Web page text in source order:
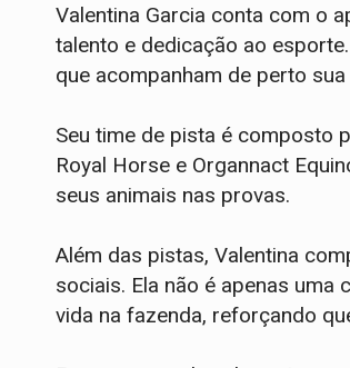
Valentina Garcia conta com o
talento e dedicação ao
que acompanham de perto
Seu time de pista é composto
Royal Horse e Organnact
seus animais nas provas.
Além das pistas, Valentina
sociais. Ela não é apenas
vida na fazenda, reforçando